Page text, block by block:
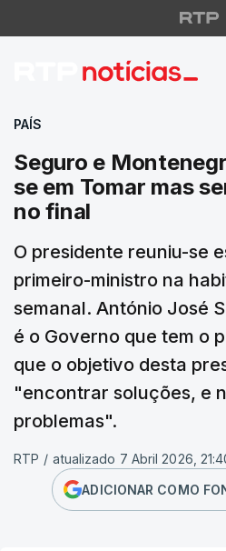
Seguro e
PAÍS
Seguro e
se em Tomar mas
no final
O presidente reuniu-se
primeiro-ministro na
semanal. António José
é o Governo que tem o
que o objetivo desta
"encontrar soluções, e
problemas".
RTP / atualizado 7 Abril 2026,
ADICIONAR COMO